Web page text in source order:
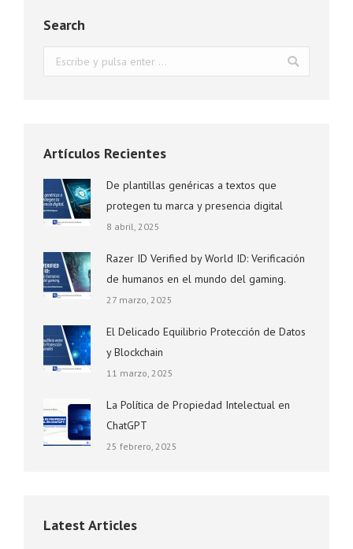
Search
Buscar:
Artículos Recientes
De plantillas genéricas a textos que
protegen tu marca y presencia digital
8 abril, 2025
Razer ID Verified by World ID: Verificación
de humanos en el mundo del gaming.
27 marzo, 2025
El Delicado Equilibrio Protección de Datos
y Blockchain
11 marzo, 2025
La Política de Propiedad Intelectual en
ChatGPT
25 febrero, 2025
Latest Articles